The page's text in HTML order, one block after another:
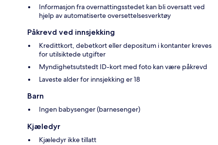
Informasjon fra overnattingsstedet kan bli oversatt ved
hjelp av automatiserte oversettelsesverktøy
Påkrevd ved innsjekking
Kredittkort, debetkort eller depositum i kontanter kreves
for utilsiktede utgifter
Myndighetsutstedt ID-kort med foto kan være påkrevd
Laveste alder for innsjekking er 18
Barn
Ingen babysenger (barnesenger)
Kjæledyr
Kjæledyr ikke tillatt